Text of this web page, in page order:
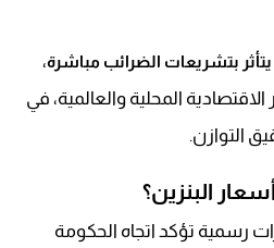
بتشريعات الضرائب مباشرة،
المحلية والعالمية، في
التوازن.
البنزين؟
رسمية تؤكد اتجاه الحكومة